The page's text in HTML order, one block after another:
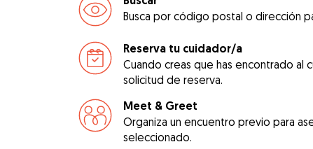
Busca por código postal o dirección
Reserva tu cuidador/a
Cuando creas que has encontrado
solicitud de reserva.
Meet & Greet
Organiza un encuentro previo para
seleccionado.